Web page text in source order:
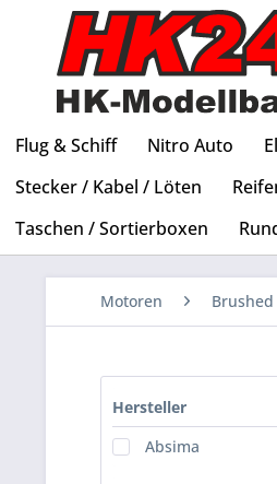
Flug & Schiff Nitro Auto
Stecker / Kabel / Löten
Taschen / Sortierboxen
Motoren
Hersteller
Absima